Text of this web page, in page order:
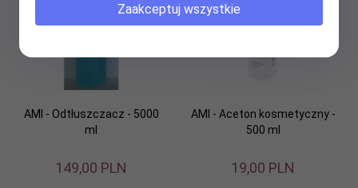
AMI - Odtłuszczacz - 5000
ml
149,00 PLN
AMI - Aceton kosmetyczny -
500 ml
19,00 PLN
Zaakceptuj wszystkie